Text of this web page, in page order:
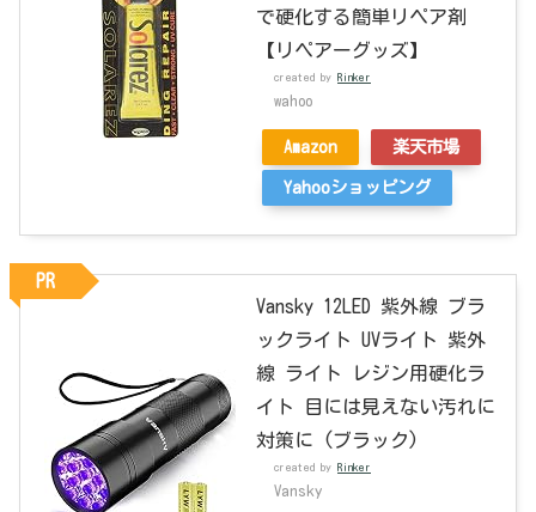
で硬化する簡単リペア剤
【リペアーグッズ】
created by Rinker
wahoo
Amazon 楽天市場
Yahooショッピング
Vansky 12LED 紫外線 ブラ
ックライト UVライト 紫外
線 ライト レジン用硬化ラ
イト 目には見えない汚れに
対策に (ブラック)
created by Rinker
Vansky
PR